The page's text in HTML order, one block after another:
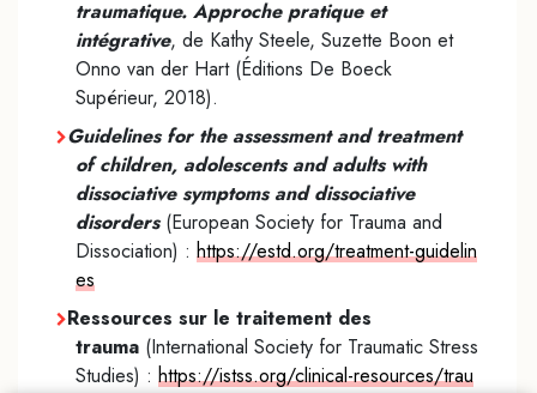
traumatique. Approche pratique et
intégrative, de Kathy Steele, Suzette Boon et
Onno van der Hart (Éditions De Boeck
Supérieur, 2018).
Guidelines for the assessment and treatment
of children, adolescents and adults with
dissociative symptoms and dissociative
disorders (European Society for Trauma and
Dissociation) : https://estd.org/treatment-guidelin
es
Ressources sur le traitement des
trauma (International Society for Traumatic Stress
Studies) : https://istss.org/clinical-resources/trau